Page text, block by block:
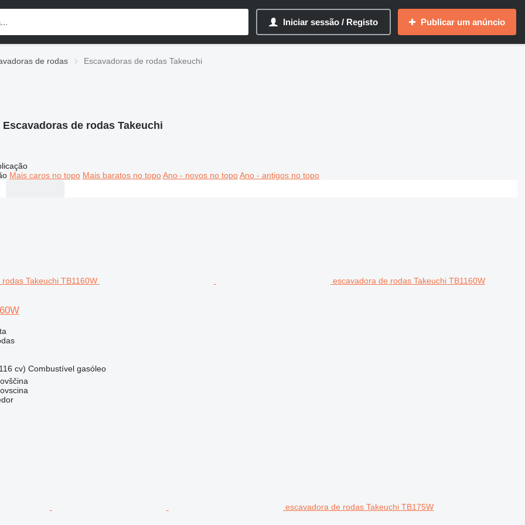
Iniciar sessão / Registo Publicar um anúncio
de rodas Escavadoras de rodas Takeuchi
Escavadoras de rodas Takeuchi
Mais caros no topo Mais baratos no topo Ano - novos no topo Ano - antigos no topo
escavadora de rodas Takeuchi TB1160W
cv) Combustível gasóleo
escavadora de rodas Takeuchi TB175W